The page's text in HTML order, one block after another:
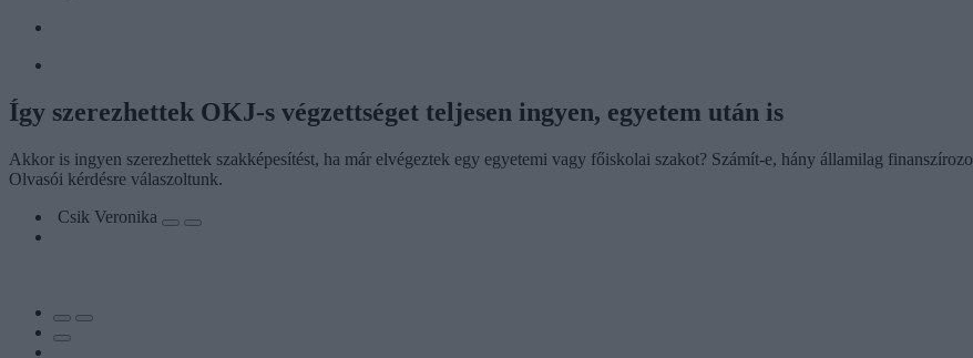
Így szerezhettek OKJ-s végzettséget teljesen ingyen, egyetem után is
Akkor is ingyen szerezhettek szakképesítést, ha már elvégeztek egy egyetemi vagy főiskolai szakot? Számít-e, hány államilag
Olvasói kérdésre válaszoltunk.
Csik Veronika